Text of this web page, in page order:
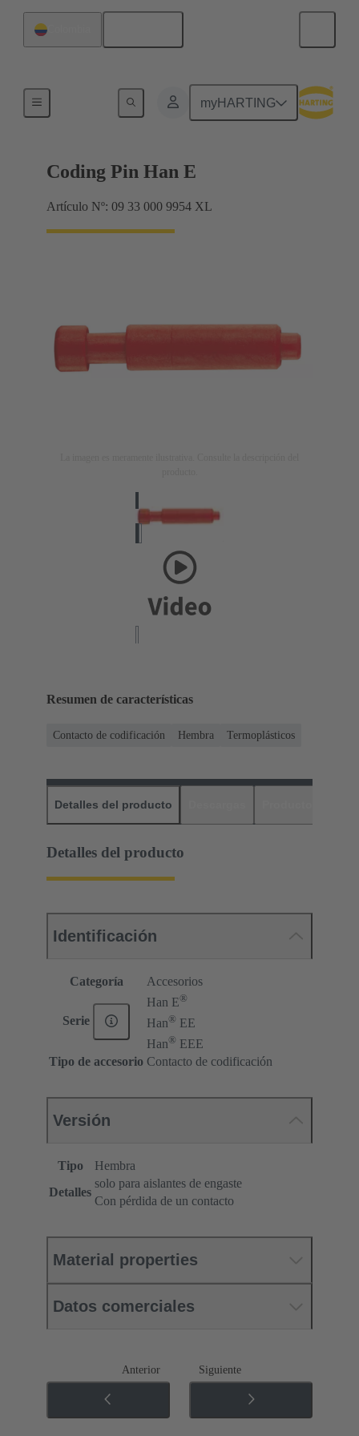
myHARTING
Coding Pin Han E
Artículo Nº: 09 33 000 9954 XL
Resumen de características
Contacto de codificación Hembra Termoplásticos
Detalles del producto
Detalles del producto
Identificación
Categoría Accesorios
Serie
Han E®
Han® EE
Han® EEE
Tipo de accesorio Contacto de codificación
Versión
Tipo
Hembra
Detalles
solo para aislantes de engaste
Con pérdida de un contacto
Material properties
Datos comerciales
Anterior Siguiente